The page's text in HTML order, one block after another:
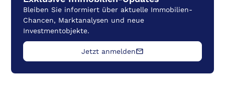
Vertrieb
Bleiben Sie informiert über aktuelle Immobilien-
Chancen, Marktanalysen und neue
Investmentobjekte.
Jetzt anmelden